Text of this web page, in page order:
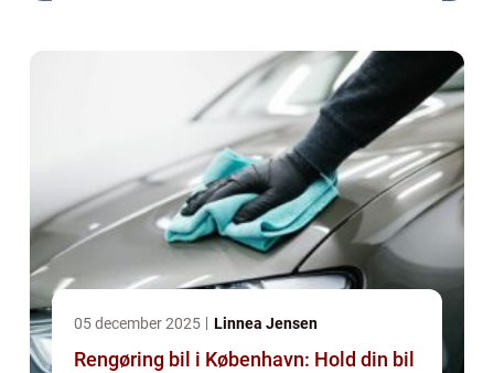
05 december 2025 Linnea Jensen
Rengøring bil i København: Hold din bil